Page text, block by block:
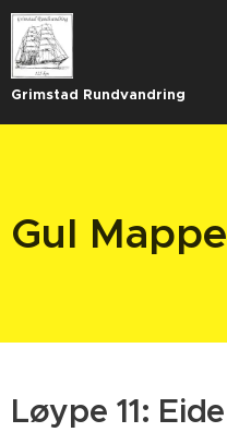
Grimstad Rundvandring
Gul Mappe
Løype 11: Eide